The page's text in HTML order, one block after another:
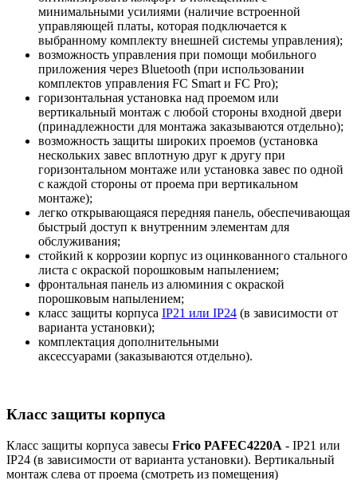
минимальными усилиями (наличие встроенной
управляющей платы, которая подключается к
выбранному комплекту внешней системы управления);
возможность управления при помощи мобильного
приложения через Bluetooth (при использовании
комплектов управления FC Smart и FC Pro);
горизонтальная установка над проемом или
вертикальный монтаж с любой стороны входной двери
(принадлежности для монтажа заказываются отдельно);
возможность защиты широких проемов (установка
нескольких завес вплотную друг к другу при
горизонтальном монтаже или установка завес по одной
с каждой стороны от проема при вертикальном
монтаже);
легко открывающаяся передняя панель, обеспечивающая
быстрый доступ к внутренним элементам для
обслуживания;
стойкий к коррозии корпус из оцинкованного стального
листа c окраской порошковым напылением;
фронтальная панель из алюминия c окраской
порошковым напылением;
класс защиты корпуса IP21 или IP24 (в зависимости от
варианта установки);
комплектация дополнительными
аксессуарами (заказываются отдельно).
Класс защиты корпуса
Класс защиты корпуса завесы Frico PAFEC4220A - IP21 или
IP24 (в зависимости от варианта установки). Вертикальный
монтаж слева от проема (смотреть из помещения)